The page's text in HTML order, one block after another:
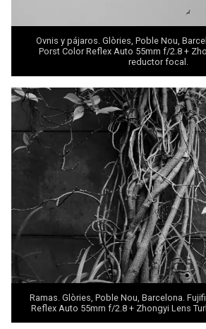
Ovnis y pájaros. Glòries, Poble Nou,
Porst Color Reflex Auto 55mm f/2.8 +
reductor focal.
Ramas. Glòries, Poble Nou, Barcelona.
Reflex Auto 55mm f/2.8 + Zhongyi Lens